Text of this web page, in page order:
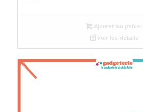
Ajouter au panier
Voir les détails